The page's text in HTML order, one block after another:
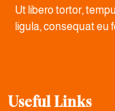
Ut libero tortor,
ligula, consequat eu
Useful Links